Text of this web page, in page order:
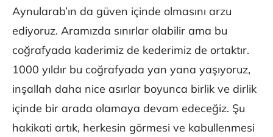
Aynularab’ın da güven içinde olmasını arzu
ediyoruz. Aramızda sınırlar olabilir ama bu
coğrafyada kaderimiz de kederimiz de ortaktır.
1000 yıldır bu coğrafyada yan yana yaşıyoruz,
inşallah daha nice asırlar boyunca birlik ve dirlik
içinde bir arada olamaya devam edeceğiz. Şu
hakikati artık, herkesin görmesi ve kabullenmesi